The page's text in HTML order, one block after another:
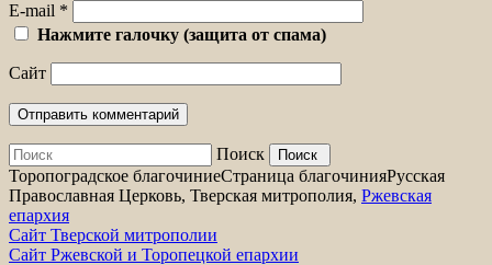
E-mail *
Нажмите галочку (защита от спама)
Сайт
Поиск
Торопоградское благочиниеСтраница благочинияРусская
Православная Церковь, Тверская митрополия, Ржевская
епархия
Сайт Тверской митрополии
Сайт Ржевской и Торопецкой епархии